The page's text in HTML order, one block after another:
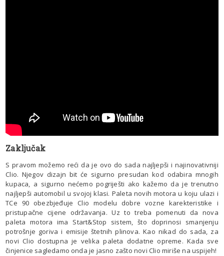
Zaključak
S pravom možemo reći da je ovo do sada najljepši i najinovativniji
Clio. Njegov dizajn bit će sigurno presudan kod odabira mnogih
kupaca, a sigurno nećemo pogriješti ako kažemo da je trenutno
najljepši automobil u svojoj klasi. Paleta novih motora u koju ulazi i
TCe 90 obezbjeđuje Clio modelu dobre vozne karekteristike i
pristupačne cijene održavanja. Uz to treba pomenuti da nova
paleta motora ima Start&Stop sistem, što doprinosi smanjenju
potrošnje goriva i emisije štetnih plinova. Kao nikad do sada, za
novi Clio dostupna je velika paleta dodatne opreme. Kada sve
činjenice sagledamo onda je jasno zašto novi Clio miriše na uspijeh!